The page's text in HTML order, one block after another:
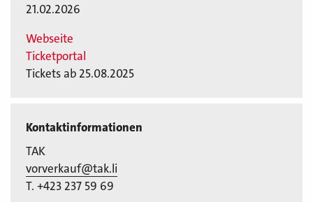
21.02.2026
Webseite
Ticketportal
Tickets ab 25.08.2025
Kontaktinformationen
TAK
vorverkauf@tak.li
T. +423 237 59 69